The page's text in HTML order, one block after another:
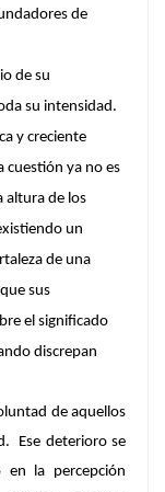
de
de su
su intensidad.
y creciente
cuestión ya no es
altura de los
un
de una
sus
el significado
discrepan
de aquellos
Ese deterioro se
la percepción